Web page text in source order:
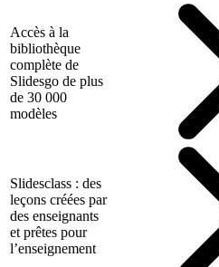
Accès à la
bibliothèque
complète de
Slidesgo de plus
de 30 000
modèles
Slidesclass : des
leçons créées par
des enseignants
et prêtes pour
l’enseignement